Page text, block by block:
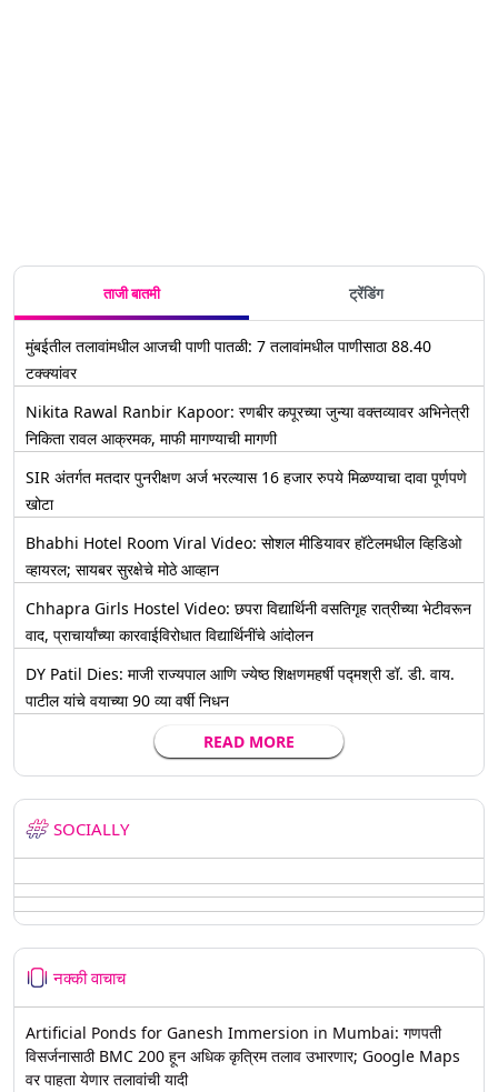
ताजी बातमी ट्रेंडिंग
मुंबईतील तलावांमधील आजची पाणी पातळी: 7 तलावांमधील पाणीसाठा 88.40
टक्क्यांवर
Nikita Rawal Ranbir Kapoor: रणबीर कपूरच्या जुन्या वक्तव्यावर अभिनेत्री
निकिता रावल आक्रमक, माफी मागण्याची मागणी
SIR अंतर्गत मतदार पुनरीक्षण अर्ज भरल्यास 16 हजार रुपये मिळण्याचा दावा पूर्णपणे
खोटा
Bhabhi Hotel Room Viral Video: सोशल मीडियावर हॉटेलमधील व्हिडिओ
व्हायरल; सायबर सुरक्षेचे मोठे आव्हान
Chhapra Girls Hostel Video: छपरा विद्यार्थिनी वसतिगृह रात्रीच्या भेटीवरून
वाद, प्राचार्यांच्या कारवाईविरोधात विद्यार्थिनींचे आंदोलन
DY Patil Dies: माजी राज्यपाल आणि ज्येष्ठ शिक्षणमहर्षी पद्मश्री डॉ. डी. वाय.
पाटील यांचे वयाच्या 90 व्या वर्षी निधन
READ MORE
SOCIALLY
नक्की वाचाच
Artificial Ponds for Ganesh Immersion in Mumbai: गणपती
विसर्जनासाठी BMC 200 हून अधिक कृत्रिम तलाव उभारणार; Google Maps
वर पाहता येणार तलावांची यादी